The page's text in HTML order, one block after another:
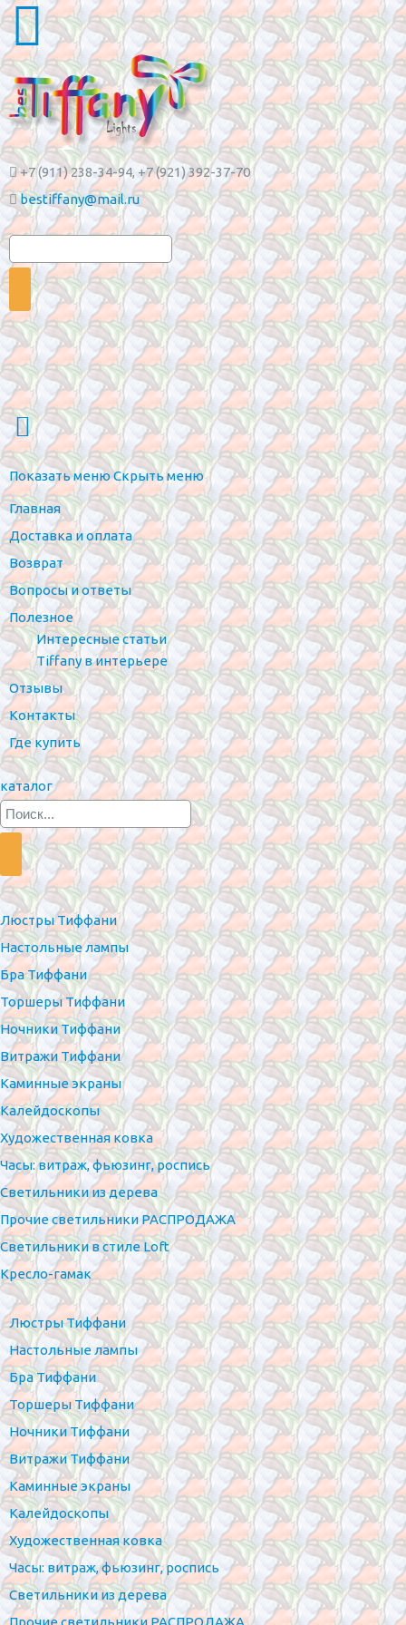
+7 (911) 238-34-94, +7 (921) 392-37-70
bestiffany@mail.ru
Показать менюСкрыть меню
Главная
Доставка и оплата
Возврат
Вопросы и ответы
Полезное
Интересные статьи
Tiffany в интерьере
Отзывы
Контакты
Где купить
каталог
Люстры Тиффани
Настольные лампы
Бра Тиффани
Торшеры Тиффани
Ночники Тиффани
Витражи Тиффани
Каминные экраны
Калейдоскопы
Художественная ковка
Часы: витраж, фьюзинг, роспись
Светильники из дерева
Прочие светильники РАСПРОДАЖА
Светильники в стиле Loft
Кресло-гамак
Люстры Тиффани
Настольные лампы
Бра Тиффани
Торшеры Тиффани
Ночники Тиффани
Витражи Тиффани
Каминные экраны
Калейдоскопы
Художественная ковка
Часы: витраж, фьюзинг, роспись
Светильники из дерева
Прочие светильники РАСПРОДАЖА